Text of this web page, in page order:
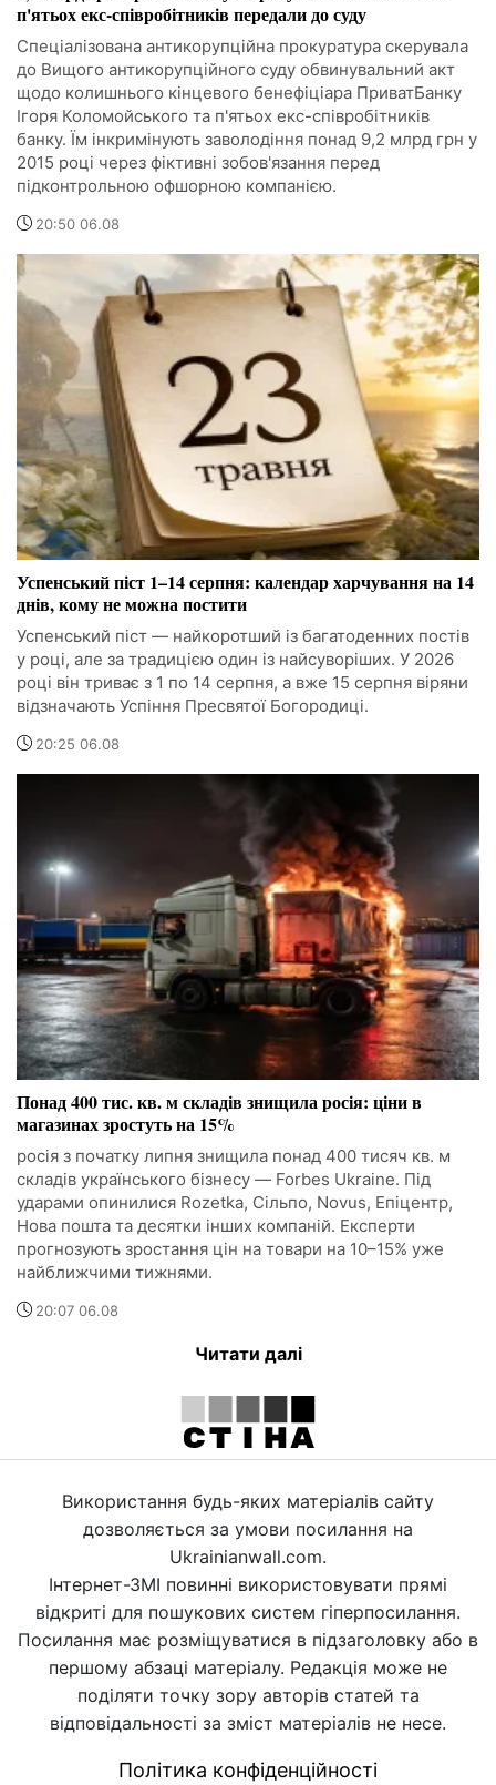
п'ятьох екс-співробітників передали до суду
Спеціалізована антикорупційна прокуратура скерувала
до Вищого антикорупційного суду обвинувальний акт
щодо колишнього кінцевого бенефіціара ПриватБанку
Ігоря Коломойського та п'ятьох екс-співробітників
банку. Їм інкримінують заволодіння понад 9,2 млрд грн у
2015 році через фіктивні зобов'язання перед
підконтрольною офшорною компанією.
20:50 06.08
Успенський піст 1–14 серпня: календар харчування на 14
днів, кому не можна постити
Успенський піст — найкоротший із багатоденних постів
у році, але за традицією один із найсуворіших. У 2026
році він триває з 1 по 14 серпня, а вже 15 серпня віряни
відзначають Успіння Пресвятої Богородиці.
20:25 06.08
Понад 400 тис. кв. м складів знищила росія: ціни в
магазинах зростуть на 15%
росія з початку липня знищила понад 400 тисяч кв. м
складів українського бізнесу — Forbes Ukraine. Під
ударами опинилися Rozetka, Сільпо, Novus, Епіцентр,
Нова пошта та десятки інших компаній. Експерти
прогнозують зростання цін на товари на 10–15% уже
найближчими тижнями.
20:07 06.08
Читати далі
Використання будь-яких матеріалів сайту
дозволяється за умови посилання на
Ukrainianwall.com.
Інтернет-ЗМІ повинні використовувати прямі
відкриті для пошукових систем гіперпосилання.
Посилання має розміщуватися в підзаголовку або в
першому абзаці матеріалу. Редакція може не
поділяти точку зору авторів статей та
відповідальності за зміст матеріалів не несе.
Політика конфіденційності